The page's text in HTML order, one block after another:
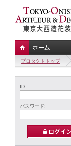
プロダクトトップ
ID:
パスワード: